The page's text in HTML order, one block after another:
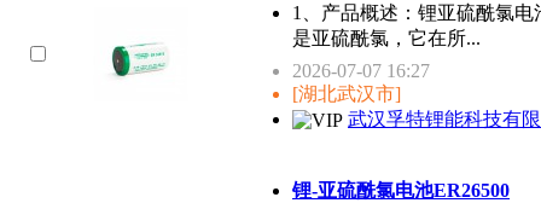
1、产品概述：锂亚硫酰氯
是亚硫酰氯，它在所...
2026-07-07 16:27
[湖北武汉市]
武汉孚特锂能科技有
锂-亚硫酰氯电池ER26500